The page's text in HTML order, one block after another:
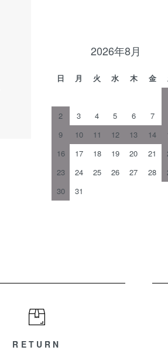
2026年8月
日 月 火 水 木 金
2
3 4 5 6 7
9
10 11 12 13 14
16
17 18 19 20 21
23
24 25 26 27 28
30
31
RETURN